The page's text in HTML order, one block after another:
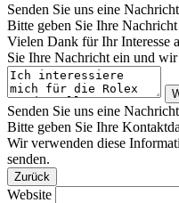
Senden Sie uns eine Nachricht
Bitte geben Sie Ihre Nachricht
Vielen Dank für Ihr Interesse
Sie Ihre Nachricht ein und
Senden Sie uns eine Nachricht
Bitte geben Sie Ihre
Wir verwenden diese
senden.
Zurück
Website